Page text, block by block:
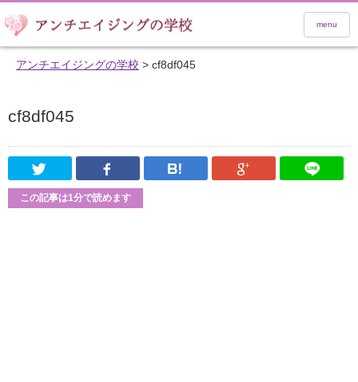
menu
アンチエイジングの学校 > cf8df045
cf8df045
Twitter Facebook はてなブックマーク
Google
この記事は1分で読めます